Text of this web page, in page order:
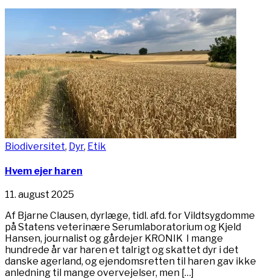
Biodiversitet, Dyr, Etik
Hvem ejer haren
11. august 2025
Af Bjarne Clausen, dyrlæge, tidl. afd. for Vildtsygdomme
på Statens veterinære Serumlaboratorium og Kjeld
Hansen, journalist og gårdejer KRONIK I mange
hundrede år var haren et talrigt og skattet dyr i det
danske agerland, og ejendomsretten til haren gav ikke
anledning til mange overvejelser, men […]